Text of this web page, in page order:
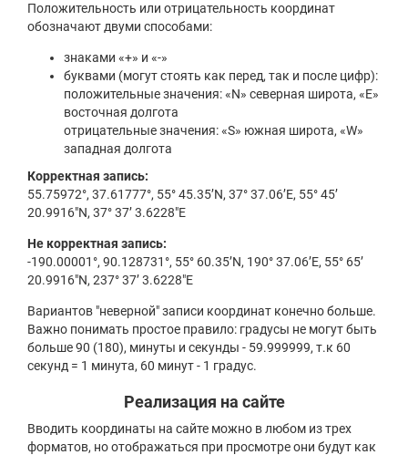
Положительность или отрицательность координат
обозначают двуми способами:
знаками «+» и «-»
буквами (могут стоять как перед, так и после цифр):
положительные значения: «N» северная широта, «E»
восточная долгота
отрицательные значения: «S» южная широта, «W»
западная долгота
Корректная запись:
55.75972°, 37.61777°, 55° 45.35’N, 37° 37.06’E, 55° 45’
20.9916"N, 37° 37’ 3.6228"E
Не корректная запись:
-190.00001°, 90.128731°, 55° 60.35’N, 190° 37.06’E, 55° 65’
20.9916"N, 237° 37’ 3.6228"E
Вариантов "неверной" записи координат конечно больше.
Важно понимать простое правило: градусы не могут быть
больше 90 (180), минуты и секунды - 59.999999, т.к 60
секунд = 1 минута, 60 минут - 1 градус.
Реализация на сайте
Вводить координаты на сайте можно в любом из трех
форматов, но отображаться при просмотре они будут как